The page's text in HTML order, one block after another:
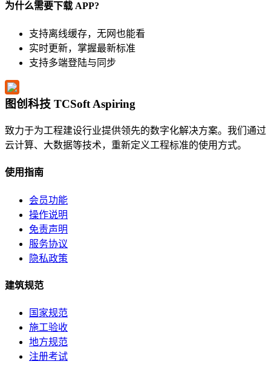
为什么需要下载 APP?
支持离线缓存，无网也能看
实时更新，掌握最新标准
支持多端登陆与同步
图创科技 TCSoft Aspiring
致力于为工程建设行业提供领先的数字化解决方案。我们通过
云计算、大数据等技术，重新定义工程标准的使用方式。
使用指南
会员功能
操作说明
免责声明
服务协议
隐私政策
建筑规范
国家规范
施工验收
地方规范
注册考试